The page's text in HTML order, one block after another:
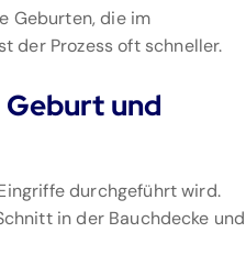
Geburten, die im
der Prozess oft schneller.
und
durchgeführt wird.
in der Bauchdecke und